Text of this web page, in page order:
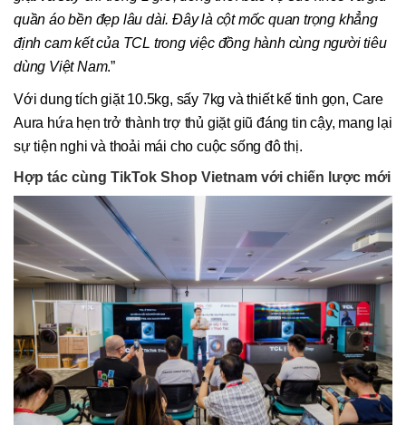
quần áo bền đẹp lâu dài. Đây là cột mốc quan trọng khẳng
định cam kết của TCL trong việc đồng hành cùng người tiêu
dùng Việt Nam.”
Với dung tích giặt 10.5kg, sấy 7kg và thiết kế tinh gọn, Care
Aura hứa hẹn trở thành trợ thủ giặt giũ đáng tin cậy, mang lại
sự tiện nghi và thoải mái cho cuộc sống đô thị.
Hợp tác cùng TikTok Shop Vietnam với chiến lược mới